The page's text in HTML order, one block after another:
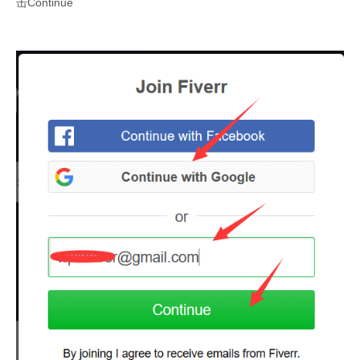
击Continue